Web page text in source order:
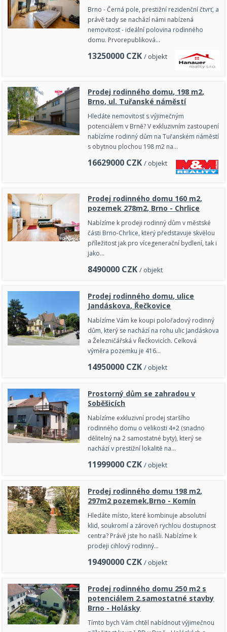
Brno - Černá pole, prestižní rezidenční čtvrť, a
právě tady se nachází námi nabízená
nemovitost - ideální polovina rodinného
domu. Prvorepubliková…
13250000 CZK / objekt
Prodej rodinného domu, 198 m2,
Brno, ul. Tuřanské náměstí
Hledáte nemovitost s výjimečným
potenciálem v Brně? V exkluzivním zastoupení
nabízíme rodinný dům na Tuřanském náměstí
s obytnou plochou 198 m2 na…
16629000 CZK / objekt
Prodej rodinného domu 160 m2,
pozemek 278m2, Brno - Chrlice
Nabízíme k prodeji rodinný dům v městské
části Brno-Chrlice, který představuje skvělou
příležitost jak pro vícegenerační bydlení, tak i
jako…
8490000 CZK / objekt
Prodej rodinného domu, ulice
Jandáskova, Řečkovice
Nabízíme Vám ke koupi polořadový rodinný
dům, který se nachází na rohu ulic Jandáskova
a Železničářská v Řečkovicích. Celková
výměra pozemku je 416…
14950000 CZK / objekt
Prostorný dům se zahradou v
Soběšicích
Nabízíme exkluzivní prodej staršího
rodinného domu o velikosti 4+2 (snadno
dělitelný na 2 samostatné byty), který se
nachází v prestižní lokalitě na…
11999000 CZK / objekt
Prodej rodinného domu 198 m2,
297m2 pozemek,Brno - Komín
Hledáte místo, které kombinuje absolutní
klid, soukromí a zároveň rychlou dostupnost
centra? Právě jste ho našli. Nabízíme k
prodeji cihlový rodinný…
19490000 CZK / objekt
Prodej rodinného domu 250 m2 s
potenciálem 2.samostatné stavby
Brno - Holásky
Tímto bych Vám chtěl nabídnout výjimečnou